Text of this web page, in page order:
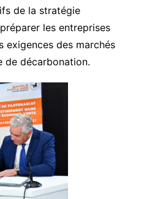
de la stratégie
les entreprises
exigences des marchés
de décarbonation.